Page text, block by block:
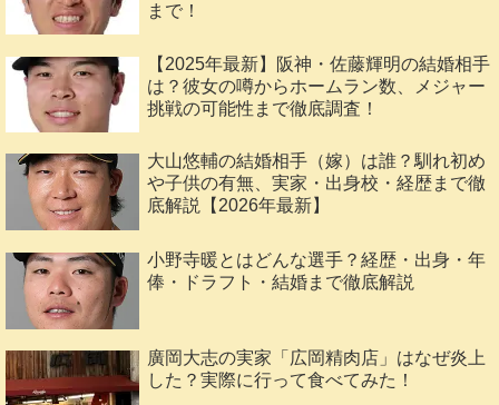
まで！
【2025年最新】阪神・佐藤輝明の結婚相手
は？彼女の噂からホームラン数、メジャー
挑戦の可能性まで徹底調査！
大山悠輔の結婚相手（嫁）は誰？馴れ初め
や子供の有無、実家・出身校・経歴まで徹
底解説【2026年最新】
小野寺暖とはどんな選手？経歴・出身・年
俸・ドラフト・結婚まで徹底解説
廣岡大志の実家「広岡精肉店」はなぜ炎上
した？実際に行って食べてみた！